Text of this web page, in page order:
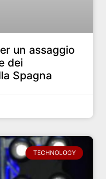
un assaggio
dei
Spagna
TECHNOLOGY